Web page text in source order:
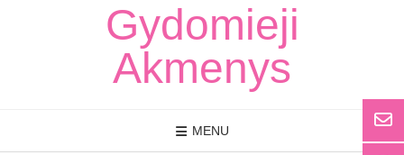
Gydomieji
Akmenys
MENU